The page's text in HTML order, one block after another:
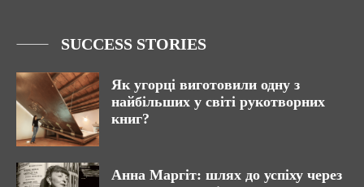
SUCCESS STORIES
Як угорці виготовили одну з
найбільших у світі рукотворних
книг?
Анна Маргіт: шлях до успіху через